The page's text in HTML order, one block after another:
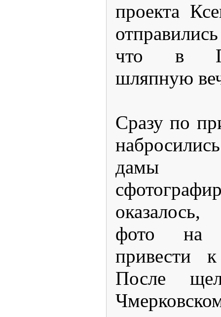
проекта
что в
шляпную
Сразу по
дамы
фото на
привести
После